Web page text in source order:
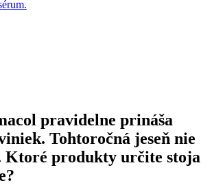
pravidelne prináša
Tohtoročná jeseň nie
Ktoré produkty určite stoja